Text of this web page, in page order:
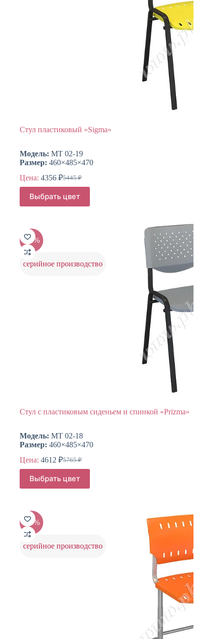
Стул пластиковый «Sigma»
Модель: МТ 02-19
Размер: 460×485×470
Цена:
5445₽
Первоначальная
цена
составляла
5445 ₽.
4356 ₽Текущая
цена:
4356 ₽.
Выбрать цвет
Этот
товар
имеет
Опции
можно
выбрать
на
странице
-20%
серийное производство
Стул с пластиковым сиденьем и спинкой «Prizma»
Модель: МТ 02-18
Размер: 460×485×470
Цена:
5765₽
Первоначальная
цена
составляла
5765 ₽.
4612 ₽Текущая
цена:
4612 ₽.
Выбрать цвет
Этот
товар
имеет
Опции
можно
выбрать
на
странице
-20%
серийное производство